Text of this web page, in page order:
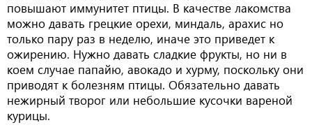
повышают иммунитет птицы. В качестве лакомства
можно давать грецкие орехи, миндаль, арахис но
только пару раз в неделю, иначе это приведет к
ожирению. Нужно давать сладкие фрукты, но ни в
коем случае папайю, авокадо и хурму, поскольку они
приводят к болезням птицы. Обязательно давать
нежирный творог или небольшие кусочки вареной
курицы.